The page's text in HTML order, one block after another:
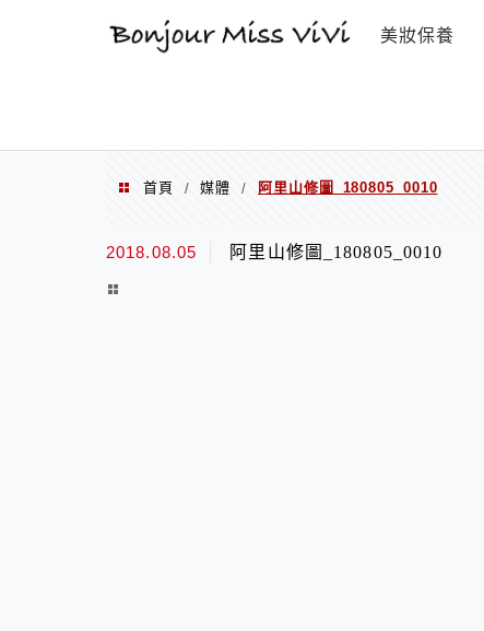
美妝保養
首頁 / 媒體 / 阿里山修圖_180805_0010
2018.08.05 阿里山修圖_180805_0010